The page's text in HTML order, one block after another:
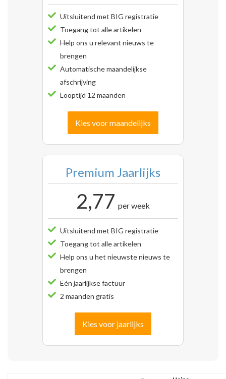
Uitsluitend met BIG registratie
Toegang tot alle artikelen
Help ons u relevant nieuws te
brengen
Automatische maandelijkse
afschrijving
Looptijd 12 maanden
Kies voor maandelijks
Premium Jaarlijks
2,77 per week
Uitsluitend met BIG registratie
Toegang tot alle artikelen
Help ons u het nieuwste nieuws te
brengen
Eén jaarlijkse factuur
2 maanden gratis
Kies voor jaarlijks